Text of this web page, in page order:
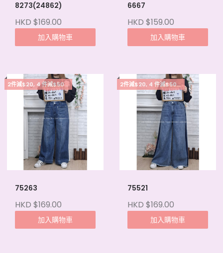
8273(24862)
HKD $169.00
加入購物車
6667
HKD $159.00
加入購物車
2件減$20, 4 件減$50, 5件起每件減$15
75263
HKD $169.00
加入購物車
2件減$20, 4 件減$50, 5件起每件減$15
75521
HKD $169.00
加入購物車